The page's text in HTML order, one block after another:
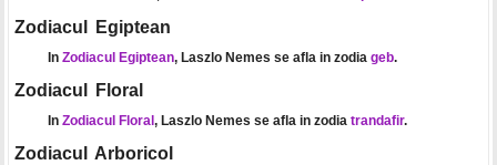
Zodiacul Egiptean
In Zodiacul Egiptean, Laszlo Nemes se afla in zodia geb.
Zodiacul Floral
In Zodiacul Floral , Laszlo Nemes se afla in zodia trandafir.
Zodiacul Arboricol